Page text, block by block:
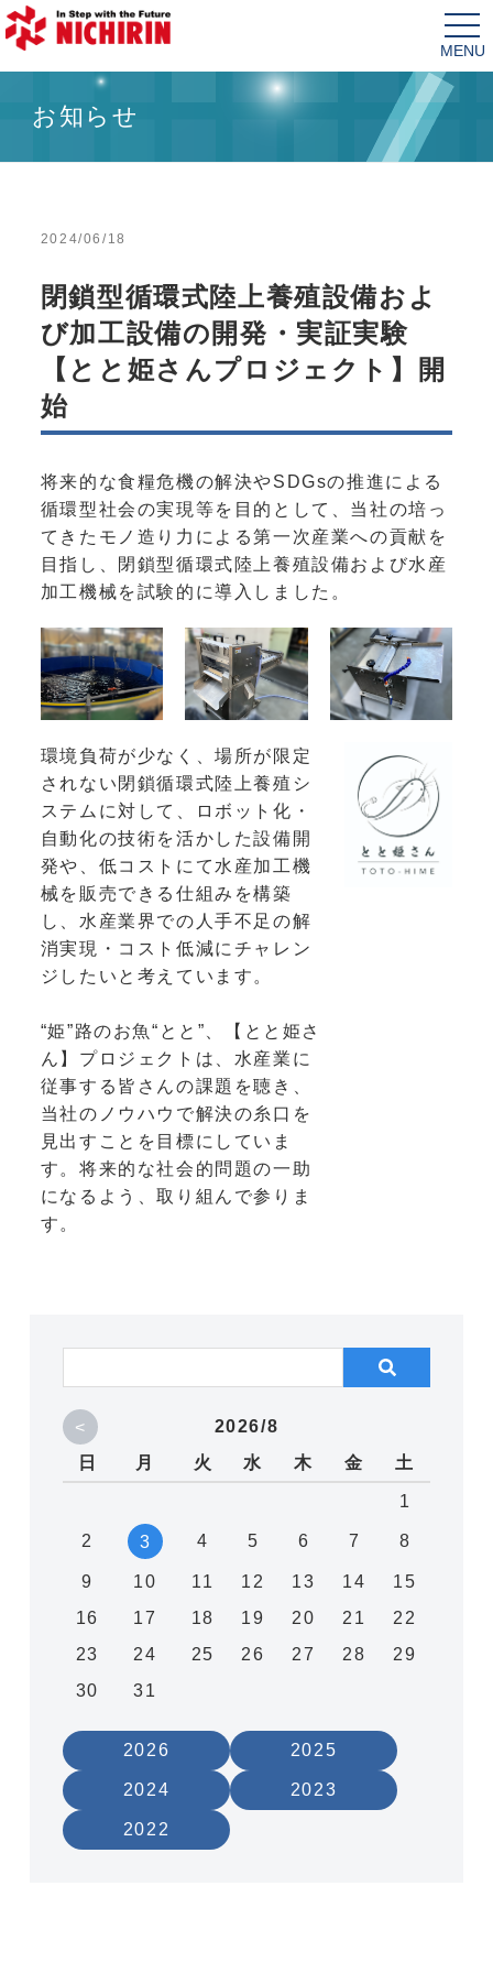
お知らせ
2024/06/18
閉鎖型循環式陸上養殖設備およ
び加工設備の開発・実証実験
【とと姫さんプロジェクト】開
始
将来的な食糧危機の解決やSDGsの推進による
循環型社会の実現等を目的として、当社の培っ
てきたモノ造り力による第一次産業への貢献を
目指し、閉鎖型循環式陸上養殖設備および水産
加工機械を試験的に導入しました。
環境負荷が少なく、場所が限定
されない閉鎖循環式陸上養殖シ
ステムに対して、ロボット化・
自動化の技術を活かした設備開
発や、低コストにて水産加工機
械を販売できる仕組みを構築
し、水産業界での人手不足の解
消実現・コスト低減にチャレン
ジしたいと考えています。
“姫”路のお魚“とと”、【とと姫さ
ん】プロジェクトは、水産業に
従事する皆さんの課題を聴き、
当社のノウハウで解決の糸口を
見出すことを目標にしていま
す。将来的な社会的問題の一助
になるよう、取り組んで参りま
す。
<
2026/8
日
月 火 水 木 金 土
1
2 3 4 5 6 7 8
9 10 11 12 13 14
15
16
17 18 19 20 21
22
23
24 25 26 27 28
29
30
31
2026 2025
2024 2023
2022